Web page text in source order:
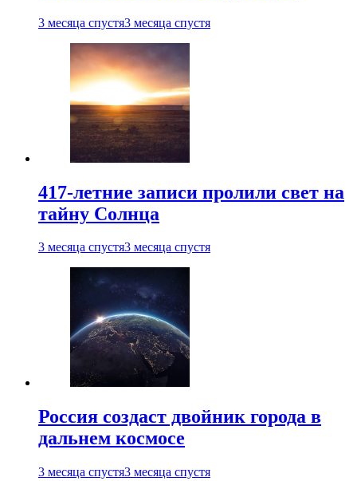
3 месяца спустя3 месяца спустя
417-летние записи пролили свет на
тайну Солнца
3 месяца спустя3 месяца спустя
Россия создаст двойник города в
дальнем космосе
3 месяца спустя3 месяца спустя